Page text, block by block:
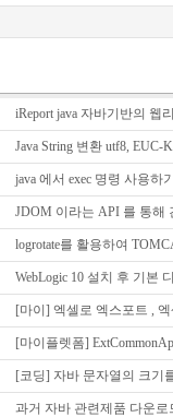
iReport java 자바기반의 웹
Java String 변환 utf8, EUC-
java 에서 exec 명령 사용하
JDOM 이라는 API 를 통해
logrotate를 활용하여
WebLogic 10 설치 후 기본
[마이] 엑셀로 엑스포트 ,
[마이플렛폼]
[코딩] 자바 문자열의 크기
과거 자바 관련제품 다운로